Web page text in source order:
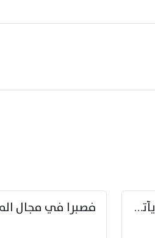
ستبدي لك الأيام ما كنت جاهلا … ويأتيك بالأخبار من لم تزوّد